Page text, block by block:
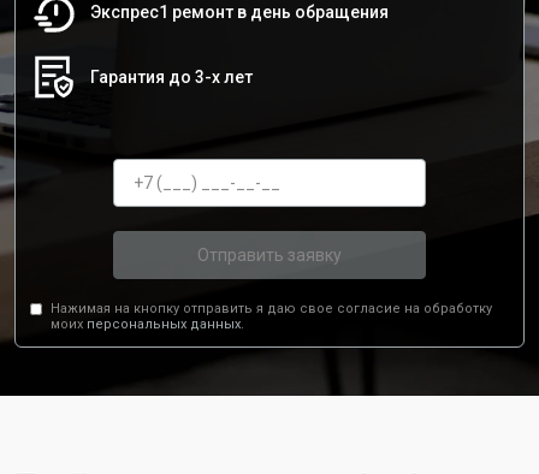
Экспрес1 ремонт в день обращения
Гарантия до 3-х лет
Отправить заявку
Нажимая на кнопку отправить я даю свое согласие на обработку
моих персональных данных.